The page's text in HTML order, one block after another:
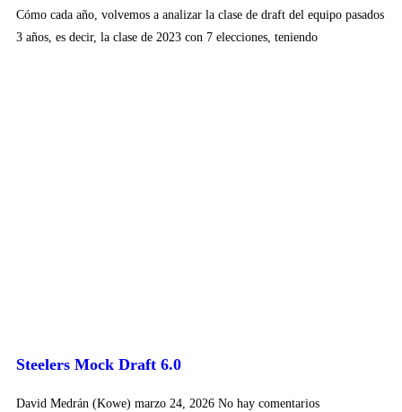
Cómo cada año, volvemos a analizar la clase de draft del equipo pasados
3 años, es decir, la clase de 2023 con 7 elecciones, teniendo
Steelers Mock Draft 6.0
David Medrán (Kowe) marzo 24, 2026 No hay comentarios